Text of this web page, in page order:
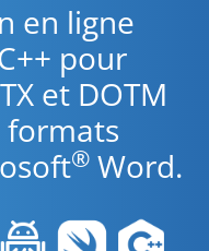
en ligne
pour
et DOTM
formats
® Word.